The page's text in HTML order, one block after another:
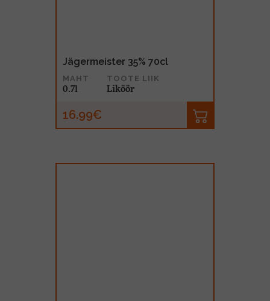
Jägermeister 35% 70cl
MAHT
0.7l
TOOTE LIIK
Liköör
16.99€